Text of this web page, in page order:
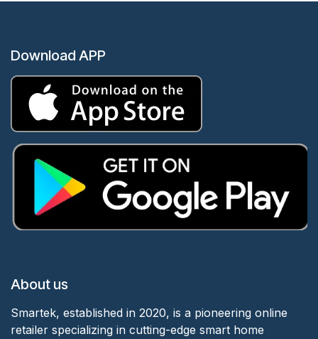
Download APP
About us
Smartek, established in 2020, is a pioneering online
retailer specializing in cutting-edge smart home